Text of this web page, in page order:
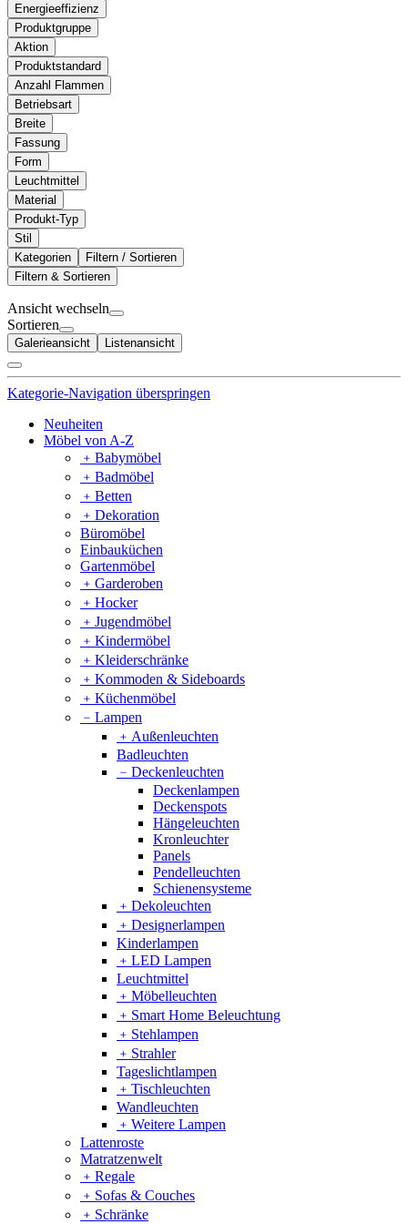
Energieeffizienz
Produktgruppe
Aktion
Produktstandard
Anzahl Flammen
Betriebsart
Breite
Fassung
Form
Leuchtmittel
Material
Produkt-Typ
Stil
Kategorien
Filtern / Sortieren
Filtern & Sortieren
Ansicht wechseln
Sortieren
Galerieansicht Listenansicht
Kategorie-Navigation überspringen
Neuheiten
Möbel von A-Z
﹢ Babymöbel
﹢ Badmöbel
﹢ Betten
﹢ Dekoration
Büromöbel
Einbauküchen
Gartenmöbel
﹢ Garderoben
﹢ Hocker
﹢ Jugendmöbel
﹢ Kindermöbel
﹢ Kleiderschränke
﹢ Kommoden & Sideboards
﹢ Küchenmöbel
﹣ Lampen
﹢ Außenleuchten
Badleuchten
﹣ Deckenleuchten
Deckenlampen
Deckenspots
Hängeleuchten
Kronleuchter
Panels
Pendelleuchten
Schienensysteme
﹢ Dekoleuchten
﹢ Designerlampen
Kinderlampen
﹢ LED Lampen
Leuchtmittel
﹢ Möbelleuchten
﹢ Smart Home Beleuchtung
﹢ Stehlampen
﹢ Strahler
Tageslichtlampen
﹢ Tischleuchten
Wandleuchten
﹢ Weitere Lampen
Lattenroste
Matratzenwelt
﹢ Regale
﹢ Sofas & Couches
﹢ Schränke